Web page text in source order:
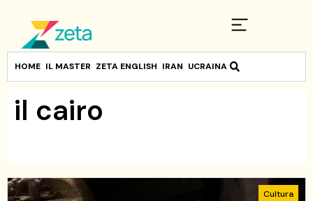
HOME IL MASTER ZETA ENGLISH IRAN UCRAINA
il cairo
Cultura